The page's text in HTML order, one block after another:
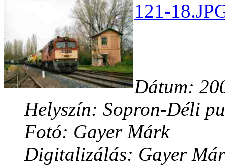
121-
Dátum:
Helyszín: Sopron-Déli
Fotó: Gayer Márk
Digitalizálás: Gayer